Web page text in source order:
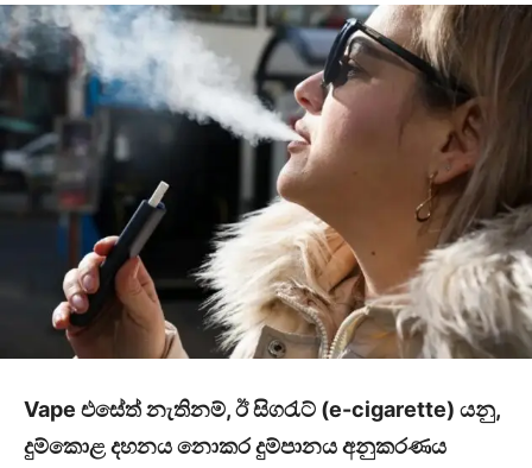
Vape එසේත් නැතිනම්, ඊ සිගරැට් (e-cigarette) යනු,
දුම්කොළ දහනය නොකර දුම්පානය අනුකරණය